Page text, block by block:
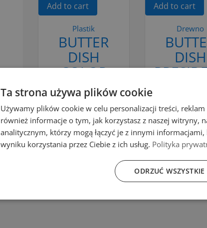
Add to cart
Plastik
BUTTER
DISH
COLOR
WHITE
zł6.79
Add to cart
Add to cart
Drewno
DISH
zł27.00
Add to
Showing 1-3 of 3 item(s)
Ta strona używa plików cookie
Używamy plików cookie w celu personalizacji treści,
również informacje o tym, jak korzystasz z naszej witryny,
analitycznym, którzy mogą łączyć je z innymi
wyniku korzystania przez Ciebie z ich usług. Polityka
ODRZUĆ WSZYSTKIE